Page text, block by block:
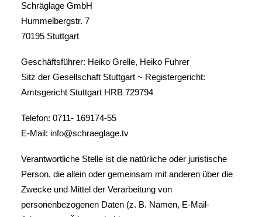
Schräglage GmbH
Hummelbergstr. 7
70195 Stuttgart
Geschäftsführer: Heiko Grelle, Heiko Fuhrer
Sitz der Gesellschaft Stuttgart ~ Registergericht:
Amtsgericht Stuttgart HRB 729794
Telefon: 0711- 169174-55
E-Mail: info@schraeglage.tv
Verantwortliche Stelle ist die natürliche oder juristische
Person, die allein oder gemeinsam mit anderen über die
Zwecke und Mittel der Verarbeitung von
personenbezogenen Daten (z. B. Namen, E-Mail-